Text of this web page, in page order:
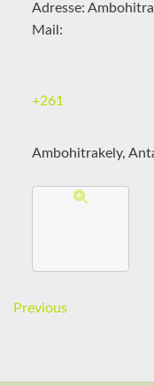
Adresse:
Mail:
+261
Ambohitrakely,
Previous